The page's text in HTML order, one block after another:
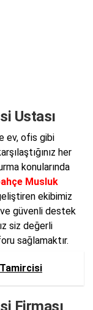
Ustası
ev, ofis gibi
her
konularında
Musluk
ekibimiz
güvenli destek
siz değerli
sağlamaktır.
Firması